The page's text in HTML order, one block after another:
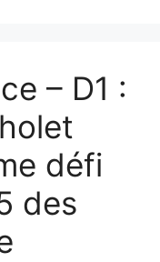
– D1 :
défi
des